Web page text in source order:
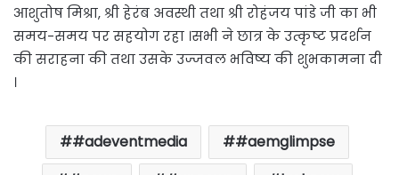
आशुतोष मिश्रा, श्री हेरंब अवस्थी तथा श्री रोहंजय पांडे जी का भी
समय-समय पर सहयोग रहा ।सभी ने छात्र के उत्कृष्ट प्रदर्शन
की सराहना की तथा उसके उज्जवल भविष्य की शुभकामना दी
।
#adeventmedia
#aemglimpse